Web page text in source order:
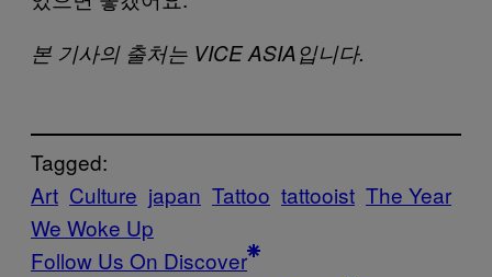
본 기사의 출처는 VICE ASIA입니다.
Tagged:
Art Culture japan Tattoo tattooist The Year
We Woke Up
Follow Us On Discover